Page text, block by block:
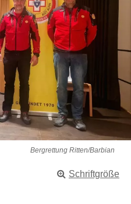
Bergrettung Ritten/Barbian
Schriftgröße